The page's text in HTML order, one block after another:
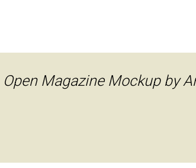
Open Magazine Mockup by